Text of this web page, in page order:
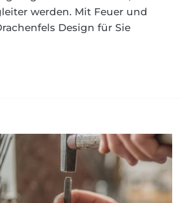
werden. Mit Feuer und
Design für Sie